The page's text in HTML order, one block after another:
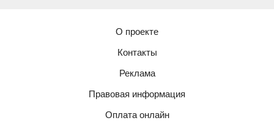
О проекте
Контакты
Реклама
Правовая информация
Оплата онлайн